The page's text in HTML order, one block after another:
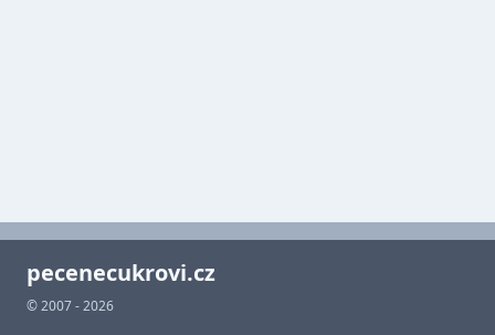
pecenecukrovi.cz
© 2007 - 2026